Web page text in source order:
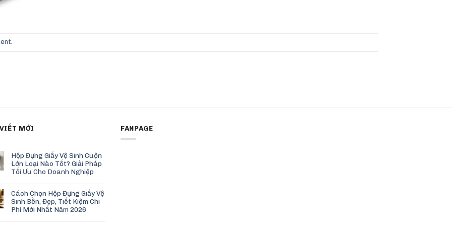
MỚI
Hộp Đựng Giấy Vệ Sinh Cuộn
Lớn Loại Nào Tốt? Giải Pháp
Tối Ưu Cho Doanh Nghiệp
Cách Chọn Hộp Đựng Giấy Vệ
Sinh Bền, Đẹp, Tiết Kiệm Chi
Phí Mới Nhất Năm 2026
FANPAGE